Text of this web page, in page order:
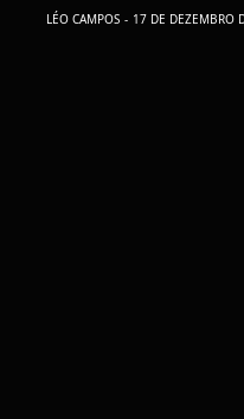
LÉO CAMPOS 17 DE DEZEMBRO